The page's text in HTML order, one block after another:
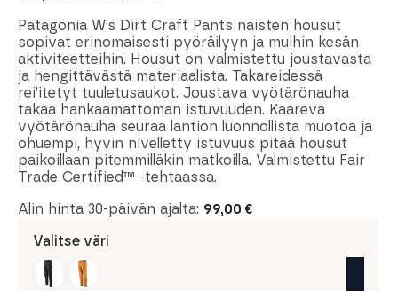
hinta
oli:
150,00 €.
hinta
on:
99,00 €.
Patagonia W’s Dirt Craft Pants naisten housut
sopivat erinomaisesti pyöräilyyn ja muihin kesän
aktiviteetteihin. Housut on valmistettu joustavasta
ja hengittävästä materiaalista. Takareidessä
rei’itetyt tuuletusaukot. Joustava vyötärönauha
takaa hankaamattoman istuvuuden. Kaareva
vyötärönauha seuraa lantion luonnollista muotoa ja
ohuempi, hyvin nivelletty istuvuus pitää housut
paikoillaan pitemmilläkin matkoilla. Valmistettu Fair
Trade Certified™ -tehtaassa.
Alin hinta 30-päivän ajalta: 99,00 €
Valitse väri